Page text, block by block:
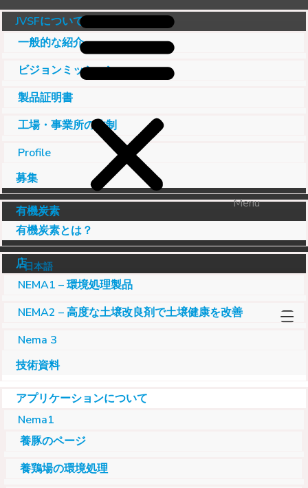
Menu
日本語
JVSFについて
一般的な紹介
ビジョンミッション
製品証明書
工場・事業所の体制
Profile
募集
有機炭素
有機炭素とは？
店
NEMA1 – 環境処理製品
NEMA2 – 高度な土壌改良剤で土壌健康を改善
Nema 3
技術資料
アプリケーションについて
Nema1
養豚のページ
養鶏場の環境処理